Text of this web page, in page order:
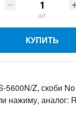
шт
КУПИТЬ
5600N/Z, скоби
нажиму, аналог: